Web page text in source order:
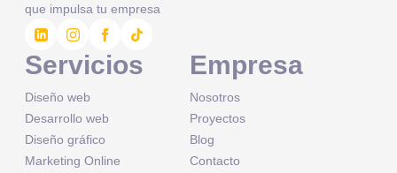
que impulsa tu empresa
Servicios
Diseño web
Desarrollo web
Diseño gráfico
Marketing Online
Empresa
Nosotros
Proyectos
Blog
Contacto